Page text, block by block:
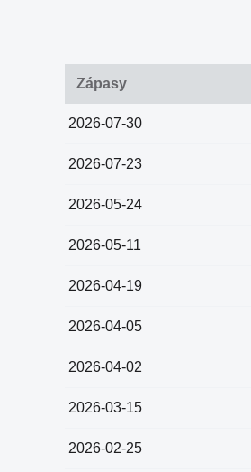
Zápasy
2026-07-30
2026-07-23
2026-05-24
2026-05-11
2026-04-19
2026-04-05
2026-04-02
2026-03-15
2026-02-25